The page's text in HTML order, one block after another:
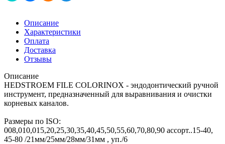
Описание
Характеристики
Оплата
Доставка
Отзывы
Описание
HEDSTROEM FILE COLORINOX - эндодонтический ручной
инструмент, предназначенный для выравнивания и очистки
корневых каналов.
Размеры по ISO:
008,010,015,20,25,30,35,40,45,50,55,60,70,80,90 ассорт..15-40,
45-80 /21мм/25мм/28мм/31мм , уп./6